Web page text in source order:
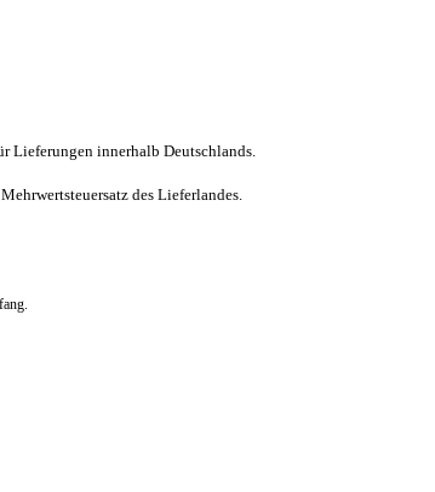
Lieferungen innerhalb Deutschlands.
des Lieferlandes.